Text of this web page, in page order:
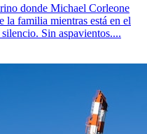
donde Michael Corleone
la familia mientras está en el
Sin aspavientos....